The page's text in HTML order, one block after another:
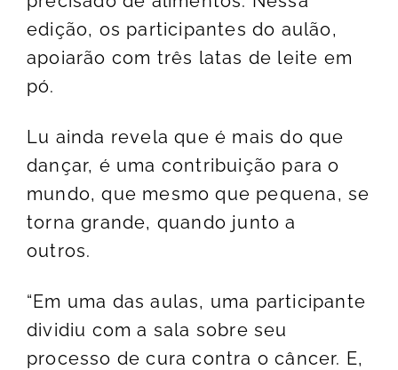
edição, os participantes do aulão,
apoiarão com três latas de leite em
pó.
Lu ainda revela que é mais do que
dançar, é uma contribuição para o
mundo, que mesmo que pequena, se
torna grande, quando junto a
outros.
“Em uma das aulas, uma participante
dividiu com a sala sobre seu
processo de cura contra o câncer. E,